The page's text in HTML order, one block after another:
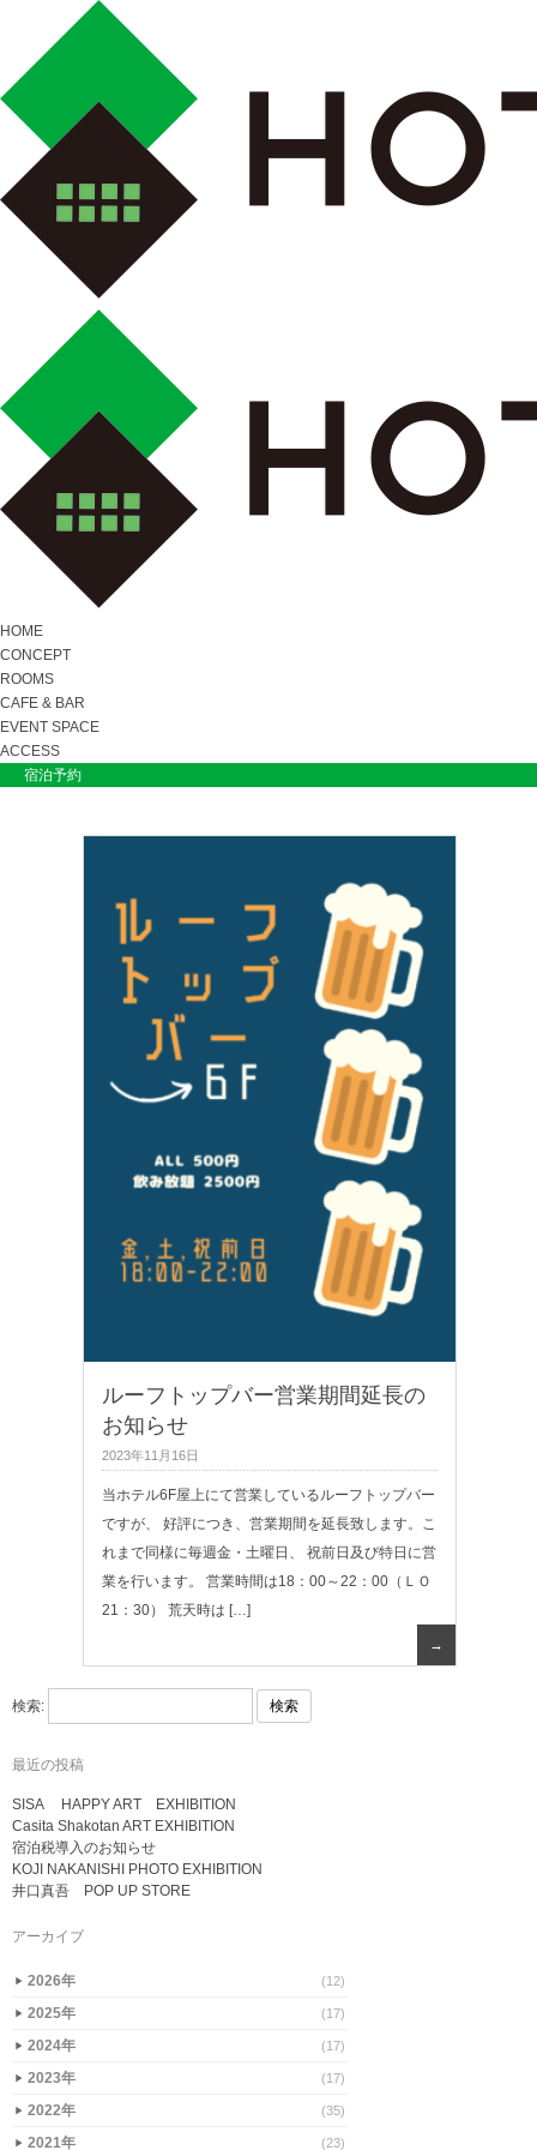
HOME
CONCEPT
ROOMS
CAFE & BAR
EVENT SPACE
ACCESS
宿泊予約
ルーフトップバー営業期間延長の
お知らせ
2023年11月16日
当ホテル6F屋上にて営業しているルーフトップバー
ですが、 好評につき、営業期間を延長致します。こ
れまで同様に毎週金・土曜日、 祝前日及び特日に営
業を行います。 営業時間は18：00～22：00（ＬＯ
21：30） 荒天時は […]
→
検索:
最近の投稿
SISA HAPPY ART EXHIBITION
Casita Shakotan ART EXHIBITION
宿泊税導入のお知らせ
KOJI NAKANISHI PHOTO EXHIBITION
井口真吾 POP UP STORE
アーカイブ
▶ 2026年 (12)
▶ 2025年 (17)
▶ 2024年 (17)
▶ 2023年 (17)
▶ 2022年 (35)
▶ 2021年 (23)